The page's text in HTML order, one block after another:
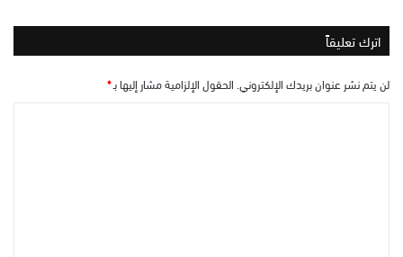
اترك تعليقاً
لن يتم نشر عنوان بريدك الإلكتروني. الحقول الإلزامية مشار إليها بـ*